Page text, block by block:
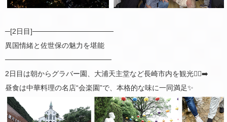
─[2日目]────────────────
異国情緒と佐世保の魅力を堪能
─────────────────────
2日目は朝からグラバー園、大浦天主堂など長崎市内を観光🚶‍♂️‍➡️
昼食は中華料理の名店“会楽園”で、本格的な味に一同満足✨